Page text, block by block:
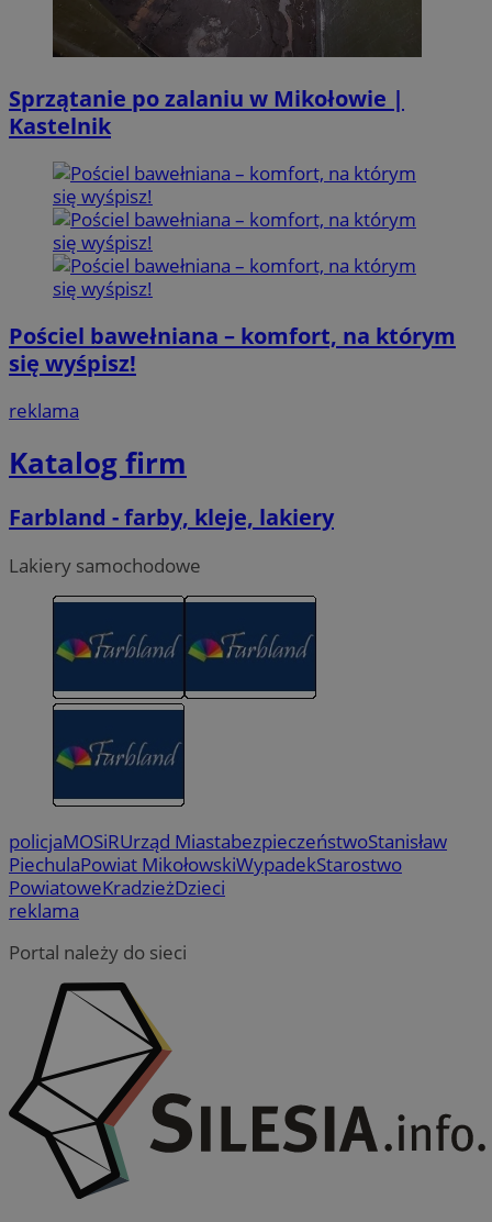
Sprzątanie po zalaniu w Mikołowie |
Kastelnik
Pościel bawełniana – komfort, na którym
się wyśpisz!
reklama
Katalog firm
Farbland - farby, kleje, lakiery
Lakiery samochodowe
policjaMOSiRUrząd MiastabezpieczeństwoStanisław
PiechulaPowiat MikołowskiWypadekStarostwo
PowiatoweKradzieżDzieci
reklama
Portal należy do sieci